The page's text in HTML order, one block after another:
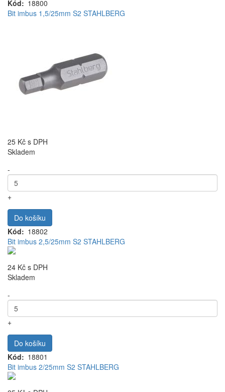
Kód
18800
Bit imbus 1,5/25mm S2 STAHLBERG
25 Kč s DPH
Skladem
-
+
Do košíku
Kód
18802
Bit imbus 2,5/25mm S2 STAHLBERG
24 Kč s DPH
Skladem
-
+
Do košíku
Kód
18801
Bit imbus 2/25mm S2 STAHLBERG